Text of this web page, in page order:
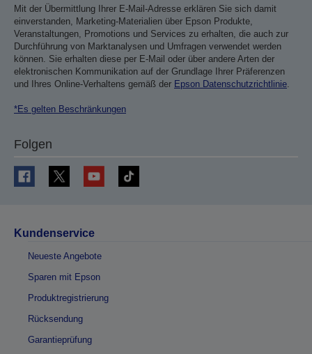
Mit der Übermittlung Ihrer E-Mail-Adresse erklären Sie sich damit
einverstanden, Marketing-Materialien über Epson Produkte,
Veranstaltungen, Promotions und Services zu erhalten, die auch zur
Durchführung von Marktanalysen und Umfragen verwendet werden
können. Sie erhalten diese per E-Mail oder über andere Arten der
elektronischen Kommunikation auf der Grundlage Ihrer Präferenzen
und Ihres Online-Verhaltens gemäß der Epson Datenschutzrichtlinie
*Es gelten Beschränkungen
Folgen
Kundenservice
Neueste Angebote
Sparen mit Epson
Produktregistrierung
Rücksendung
Garantieprüfung